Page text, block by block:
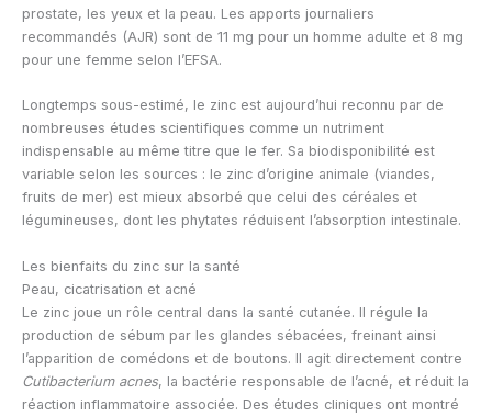
prostate, les yeux et la peau. Les apports journaliers
recommandés (AJR) sont de 11 mg pour un homme adulte et 8 mg
pour une femme selon l’EFSA.
Longtemps sous-estimé, le zinc est aujourd’hui reconnu par de
nombreuses études scientifiques comme un nutriment
indispensable au même titre que le fer. Sa biodisponibilité est
variable selon les sources : le zinc d’origine animale (viandes,
fruits de mer) est mieux absorbé que celui des céréales et
légumineuses, dont les phytates réduisent l’absorption intestinale.
Les bienfaits du zinc sur la santé
Peau, cicatrisation et acné
Le zinc joue un rôle central dans la santé cutanée. Il régule la
production de sébum par les glandes sébacées, freinant ainsi
l’apparition de comédons et de boutons. Il agit directement contre
Cutibacterium acnes, la bactérie responsable de l’acné, et réduit la
réaction inflammatoire associée. Des études cliniques ont montré